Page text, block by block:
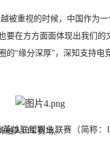
被重视的时候，中国作为
要在方方面面体现出我们的
的“缘分深厚”， 深知支持电
绑定，将“主动战”的精神融入LPL赛场。